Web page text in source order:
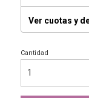
Ver cuotas y
Cantidad